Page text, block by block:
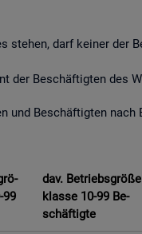
darf kei­ner der
der Be­schäf­tig­ten des
und Be­schäf­tig­ten
99
dav.
klas­se 10-99 Be­
schäf­tig­te